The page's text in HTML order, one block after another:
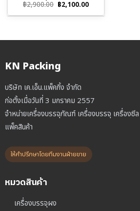
฿2,900.00 Original
price
was:
฿2,100.00Current
is:
KN Packing
บริษัท เค.เอ็น.แพ็คกิ้ง จำกัด
ก่อตั้งเมื่อวันที่ 3 มกราคม 2557
จำหน่ายเครื่องบรรจุภัณฑ์ เครื่องบรรจุ เครื่องซี
แพ็คสินค้า
ให้คำปรึกษาโดยทีมงานฝ่ายขาย
หมวดสินค้า
เครื่องบรรจุผง